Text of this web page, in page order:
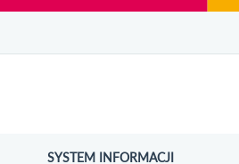
SYSTEM INFORMACJI